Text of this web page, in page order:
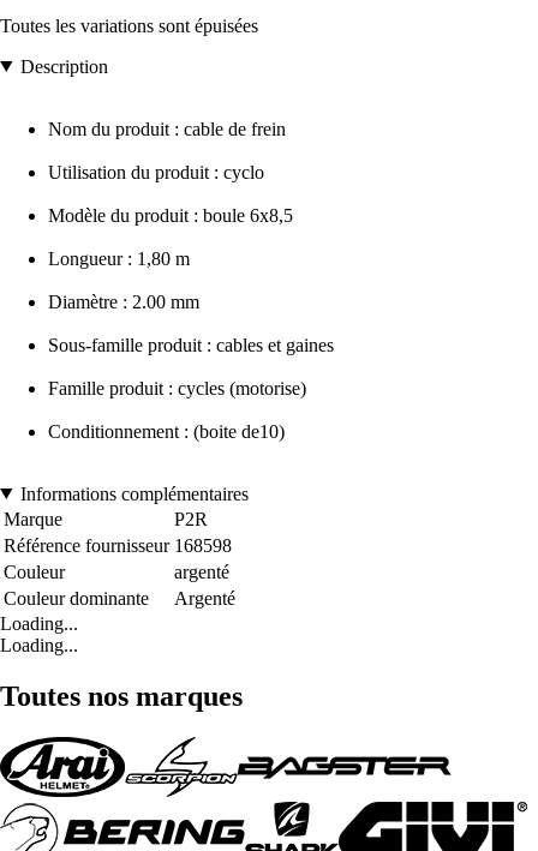
Toutes les variations sont épuisées
Description
Nom du produit : cable de frein
Utilisation du produit : cyclo
Modèle du produit : boule 6x8,5
Longueur : 1,80 m
Diamètre : 2.00 mm
Sous-famille produit : cables et gaines
Famille produit : cycles (motorise)
Conditionnement : (boite de10)
Informations complémentaires
Marque
P2R
Référence fournisseur 168598
Couleur
argenté
Couleur dominante
Argenté
Loading...
Loading...
Toutes nos marques